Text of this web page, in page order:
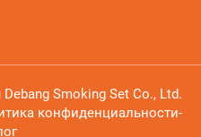
Smoking Set Co., Ltd.
конфиденциальности-